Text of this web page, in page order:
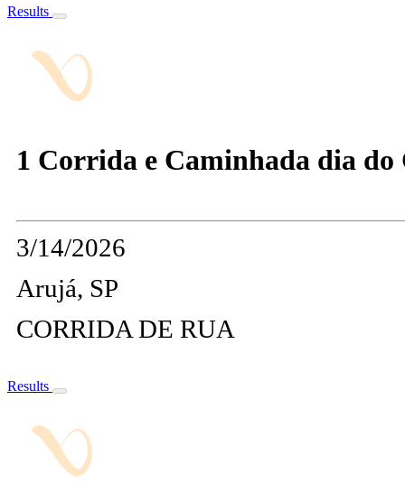
Results
1 Corrida e Caminhada dia
3/14/2026
Arujá, SP
CORRIDA DE RUA
Results